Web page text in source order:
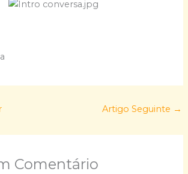
Artigo Seguinte →
Comentário